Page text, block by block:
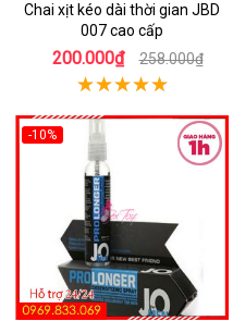
Chai xịt kéo dài thời gian JBD
007 cao cấp
200.000₫ 258.000₫
-10%